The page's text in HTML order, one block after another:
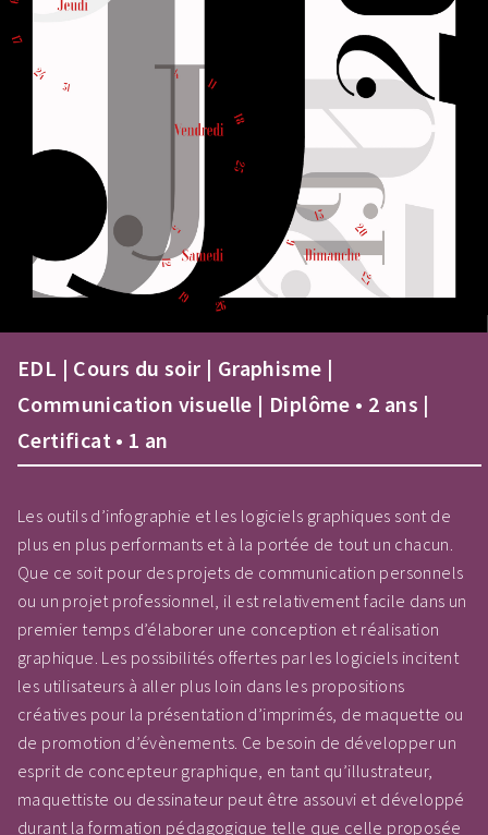
EDL | Cours du soir | Graphisme |
Communication visuelle | Diplôme • 2 ans |
Certificat • 1 an
Les outils d’infographie et les logiciels graphiques sont de
plus en plus performants et à la portée de tout un chacun.
Que ce soit pour des projets de communication personnels
ou un projet professionnel, il est relativement facile dans un
premier temps d’élaborer une conception et réalisation
graphique. Les possibilités offertes par les logiciels incitent
les utilisateurs à aller plus loin dans les propositions
créatives pour la présentation d’imprimés, de maquette ou
de promotion d’évènements. Ce besoin de développer un
esprit de concepteur graphique, en tant qu’illustrateur,
maquettiste ou dessinateur peut être assouvi et développé
durant la formation pédagogique telle que celle proposée